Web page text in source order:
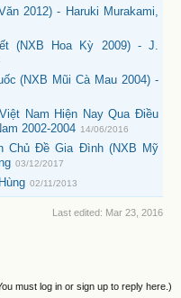
2012) - Haruki Murakami,
(NXB Hoa Kỳ 2009) - J.
(NXB Mũi Cà Mau 2004) -
Nam Hiện Nay Qua Điều
2002-2004 14/06/2016
Chủ Đề Gia Đình (NXB Mỹ
03/12/2017
02/11/2013
Last edited: Mar 23, 2016
must log in or sign up to reply here.)